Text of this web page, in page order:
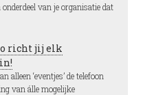
van je organisatie dat
richt jij elk
alleen ‘eventjes’ de telefoon
van álle mogelijke